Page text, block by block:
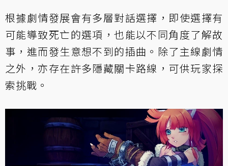
根據劇情發展會有多層對話選擇，即使選擇有
可能導致死亡的選項，也能以不同角度了解故
事，進而發生意想不到的插曲。除了主線劇情
之外，亦存在許多隱藏關卡路線，可供玩家探
索挑戰。